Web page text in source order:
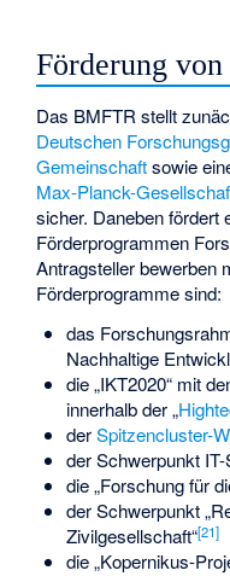
Förderung
Das BMFTR stellt
Deutschen
Gemeinschaftsowie
Max-Planck-
sicher. Daneben fördert
Förderprogrammen
Antragsteller bewerben
Förderprogramme sind:
das
Nachhaltige
die „IKT2020“ mit
innerhalb der „
derSpitzencluster-
der Schwerpunkt
die „Forschung für
der Schwerpunkt
Zivilgesellschaft“[21]
die „Kopernikus-